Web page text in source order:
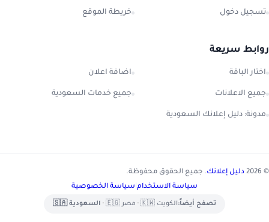
تسجيل دخول خريطة الموقع
روابط سريعة
اختار الباقة اضافة اعلان
جميع الاعلانات جميع خدمات السعودية
مدونة: دليل إعلانك السعودية
© 2026 دليل إعلانك. جميع الحقوق محفوظة.
سياسة الاستخدام سياسة الخصوصية
تصفح أيضاً:الكويت 🇰🇼 • مصر 🇪🇬 • السعودية 🇸🇦